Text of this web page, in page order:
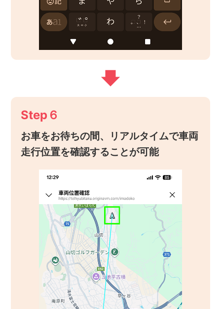
Step６
お車をお待ちの間、リアルタイムで車両
走行位置を確認することが可能